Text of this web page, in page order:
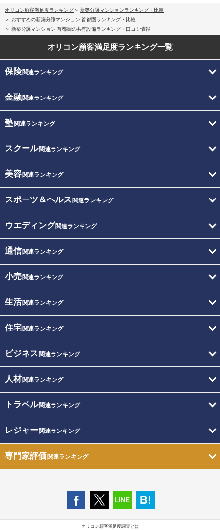
オリコン顧客満足度ランキング
新築分譲マンションランキング・比較
おすすめの新築分譲マンション 首都圏ランキング・比較
新築分譲マンション 首都圏の共有設備ランキング・口コミ情報
オリコン顧客満足度ランキング一覧
保険関連ランキング
金融関連ランキング
塾関連ランキング
スクール関連ランキング
美容関連ランキング
スポーツ＆ヘルス 関連ランキング
ウエディング関連ランキング
通信関連ランキング
小売関連ランキング
生活関連ランキング
住宅関連ランキング
ビジネス 関連ランキング
人材関連ランキング
トラベル関連ランキング
レジャー関連ランキング
専門家評価関連ランキング
オリコン顧客満足度調査とは